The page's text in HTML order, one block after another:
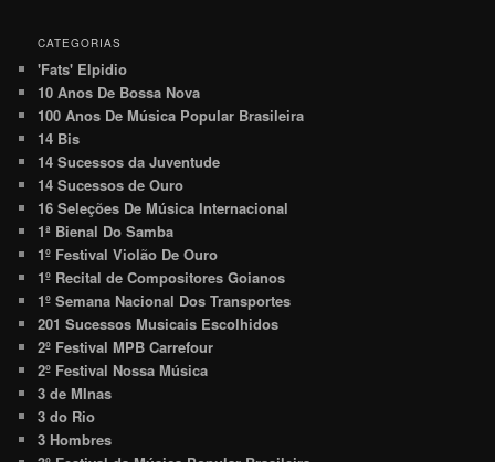
CATEGORIAS
'Fats' Elpidio
10 Anos De Bossa Nova
100 Anos De Música Popular Brasileira
14 Bis
14 Sucessos da Juventude
14 Sucessos de Ouro
16 Seleções De Música Internacional
1ª Bienal Do Samba
1º Festival Violão De Ouro
1º Recital de Compositores Goianos
1º Semana Nacional Dos Transportes
201 Sucessos Musicais Escolhidos
2º Festival MPB Carrefour
2º Festival Nossa Música
3 de MInas
3 do Rio
3 Hombres